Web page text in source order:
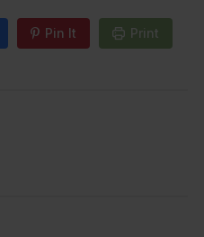
Pin It Print